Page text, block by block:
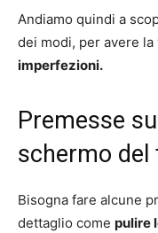
Andiamo quindi a
dei modi, per avere la
imperfezioni.
Premesse
schermo del
Bisogna fare alcune
dettaglio come pulire